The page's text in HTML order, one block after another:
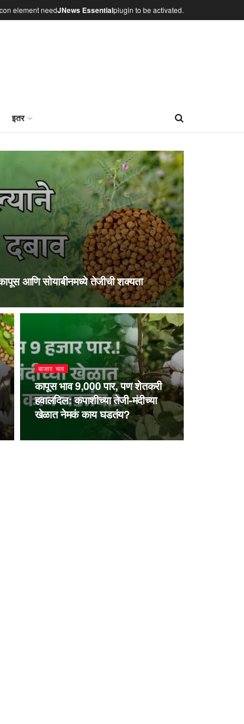
element needJNews Essentialplugin to be activated.
इतर
आणि सोयाबीनमध्ये तेजीची शक्यता
बाजार भाव
कापूस भाव 9,000 पार, पण शेतकरी
हवालदिल: कपाशीच्या तेजी-मंदीच्या
खेळात नेमकं काय घडतंय?